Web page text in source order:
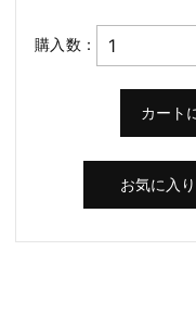
購入数：